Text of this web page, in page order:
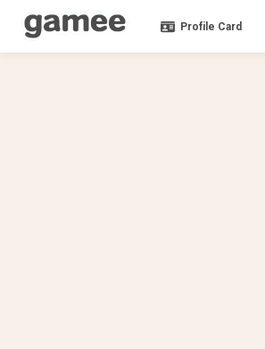
Profile Card